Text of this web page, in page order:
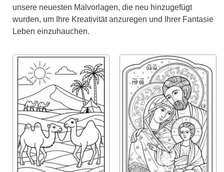
unsere neuesten Malvorlagen, die neu hinzugefügt
wurden, um Ihre Kreativität anzuregen und Ihrer Fantasie
Leben einzuhauchen.